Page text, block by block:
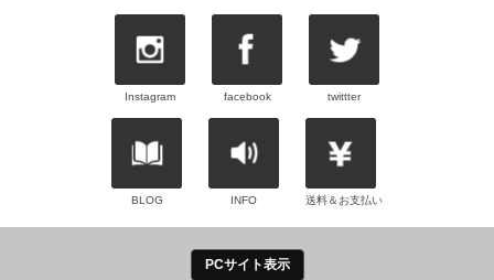
Instagram facebook twittter
BLOG INFO 送料＆お支払い
PCサイト表示